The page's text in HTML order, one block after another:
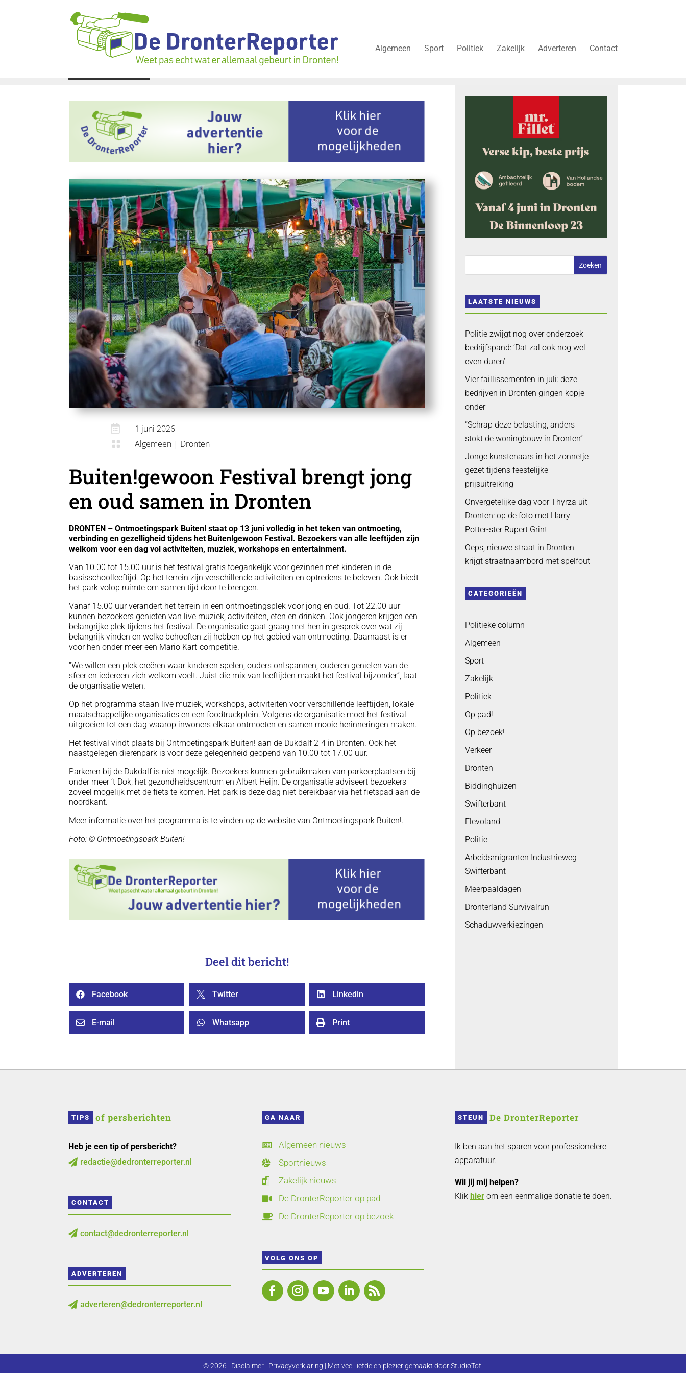
Algemeen Sport Politiek Zakelijk Adverteren Contact
 1 juni 2026
 Algemeen| Dronten
Buiten!gewoon Festival brengt jong
en oud samen in Dronten
DRONTEN – Ontmoetingspark Buiten! staat op 13 juni volledig in het teken van ontmoeting,
verbinding en gezelligheid tijdens het Buiten!gewoon Festival. Bezoekers van alle leeftijden zijn
welkom voor een dag vol activiteiten, muziek, workshops en entertainment.
Van 10.00 tot 15.00 uur is het festival gratis toegankelijk voor gezinnen met kinderen in de
basisschoolleeftijd. Op het terrein zijn verschillende activiteiten en optredens te beleven. Ook biedt
het park volop ruimte om samen tijd door te brengen.
Vanaf 15.00 uur verandert het terrein in een ontmoetingsplek voor jong en oud. Tot 22.00 uur
kunnen bezoekers genieten van live muziek, activiteiten, eten en drinken. Ook jongeren krijgen een
belangrijke plek tijdens het festival. De organisatie gaat graag met hen in gesprek over wat zij
belangrijk vinden en welke behoeften zij hebben op het gebied van ontmoeting. Daarnaast is er
voor hen onder meer een Mario Kart-competitie.
“We willen een plek creëren waar kinderen spelen, ouders ontspannen, ouderen genieten van de
sfeer en iedereen zich welkom voelt. Juist die mix van leeftijden maakt het festival bijzonder”, laat
de organisatie weten.
Op het programma staan live muziek, workshops, activiteiten voor verschillende leeftijden, lokale
maatschappelijke organisaties en een foodtruckplein. Volgens de organisatie moet het festival
uitgroeien tot een dag waarop inwoners elkaar ontmoeten en samen mooie herinneringen maken.
Het festival vindt plaats bij Ontmoetingspark Buiten! aan de Dukdalf 2-4 in Dronten. Ook het
naastgelegen dierenpark is voor deze gelegenheid geopend van 10.00 tot 17.00 uur.
Parkeren bij de Dukdalf is niet mogelijk. Bezoekers kunnen gebruikmaken van parkeerplaatsen bij
onder meer ’t Dok, het gezondheidscentrum en Albert Heijn. De organisatie adviseert bezoekers
zoveel mogelijk met de fiets te komen. Het park is deze dag niet bereikbaar via het fietspad aan de
noordkant.
Meer informatie over het programma is te vinden op de website van Ontmoetingspark Buiten!.
Foto: © Ontmoetingspark Buiten!
Deel dit bericht!
 Facebook  Twitter  Linkedin
 E-mail  Whatsapp  Print
LAATSTE NIEUWS
Politie zwijgt nog over onderzoek
bedrijfspand: ‘Dat zal ook nog wel
even duren’
Vier faillissementen in juli: deze
bedrijven in Dronten gingen kopje
onder
“Schrap deze belasting, anders
stokt de woningbouw in Dronten”
Jonge kunstenaars in het zonnetje
gezet tijdens feestelijke
prijsuitreiking
Onvergetelijke dag voor Thyrza uit
Dronten: op de foto met Harry
Potter-ster Rupert Grint
Oeps, nieuwe straat in Dronten
krijgt straatnaambord met spelfout
CATEGORIEËN
Politieke column
Algemeen
Sport
Zakelijk
Politiek
Op pad!
Op bezoek!
Verkeer
Dronten
Biddinghuizen
Swifterbant
Flevoland
Politie
Arbeidsmigranten Industrieweg
Swifterbant
Meerpaaldagen
Dronterland Survivalrun
Schaduwverkiezingen
TIPS of persberichten
Heb je een tip of persbericht?
 redactie@dedronterreporter.nl
CONTACT
 contact@dedronterreporter.nl
ADVERTEREN
 adverteren@dedronterreporter.nl
GA NAAR
 Algemeen nieuws
 Sportnieuws
 Zakelijk nieuws
 De DronterReporter op pad
 De DronterReporter op bezoek
VOLG ONS OP
STEUN De DronterReporter
Ik ben aan het sparen voor professionelere
apparatuur.
Wil jij mij helpen?
Klik hierom een eenmalige donatie te doen.
© 2026 | Disclaimer | Privacyverklaring | Met veel liefde en plezier gemaakt doorStudioTof!